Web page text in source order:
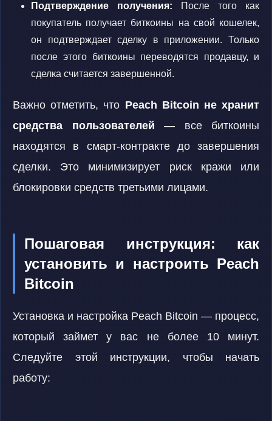
Подтверждение получения: После того как
покупатель получает биткоины на свой кошелек,
он подтверждает сделку в приложении. Только
после этого биткоины переводятся продавцу, и
сделка считается завершенной.
Важно отметить, что Peach Bitcoin не хранит
средства пользователей — все биткоины
находятся в смарт-контракте до завершения
сделки. Это минимизирует риск кражи или
блокировки средств третьими лицами.
Пошаговая инструкция: как
установить и настроить Peach
Bitcoin
Установка и настройка Peach Bitcoin — процесс,
который займет у вас не более 10 минут.
Следуйте этой инструкции, чтобы начать
работу: